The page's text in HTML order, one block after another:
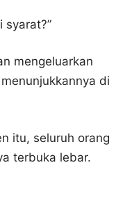
syarat?”
mengeluarkan
di
itu, seluruh orang
terbuka lebar.